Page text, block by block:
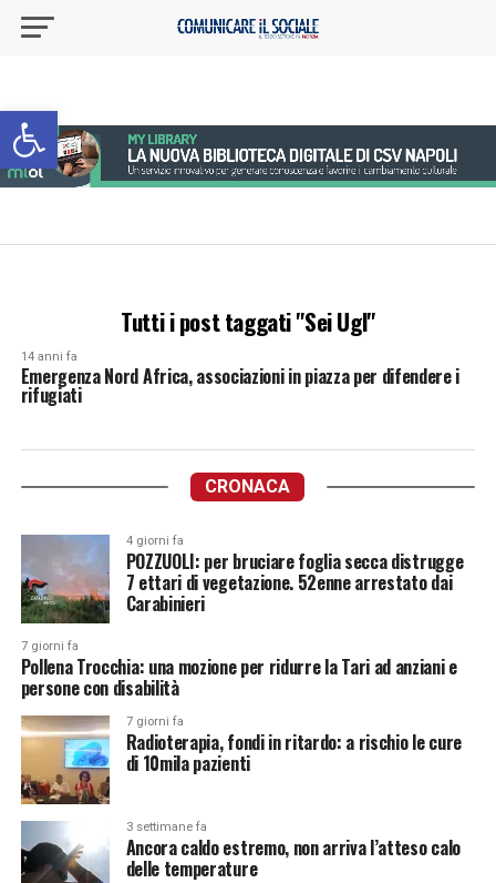
Apri la barra degli strumenti
Tutti i post taggati "Sei Ugl"
14 anni fa
Emergenza Nord Africa, associazioni in piazza per difendere i
rifugiati
CRONACA
4 giorni fa
POZZUOLI: per bruciare foglia secca distrugge
7 ettari di vegetazione. 52enne arrestato dai
Carabinieri
7 giorni fa
Pollena Trocchia: una mozione per ridurre la Tari ad anziani e
persone con disabilità
7 giorni fa
Radioterapia, fondi in ritardo: a rischio le cure
di 10mila pazienti
3 settimane fa
Ancora caldo estremo, non arriva l’atteso calo
delle temperature